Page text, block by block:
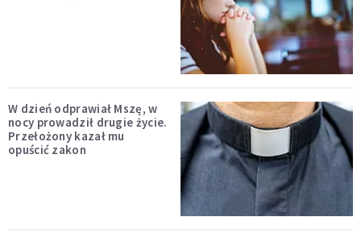
W dzień odprawiał Mszę, w
nocy prowadził drugie życie.
Przełożony kazał mu
opuścić zakon